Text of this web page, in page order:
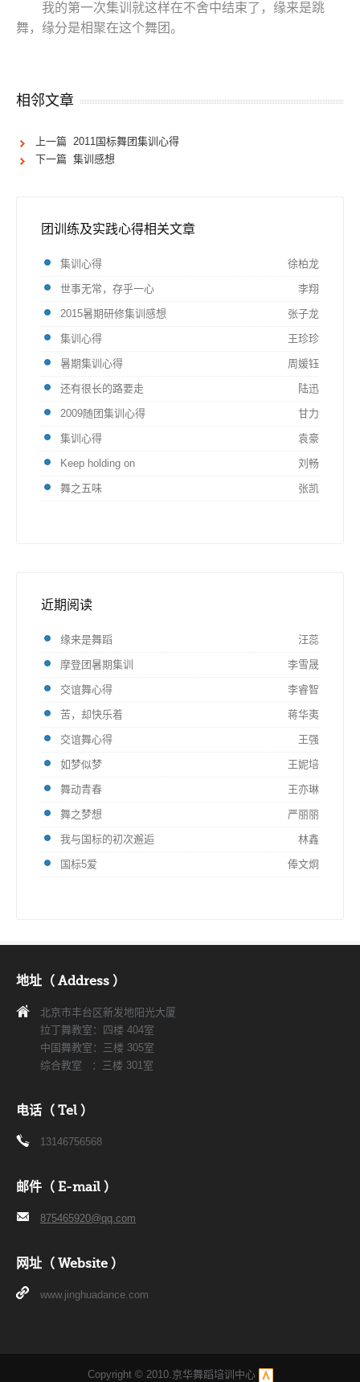
我的第一次集训就这样在不舍中结束了，缘来是跳
舞，缘分是相聚在这个舞团。
相邻文章
上一篇 2011国标舞团集训心得
下一篇 集训感想
团训练及实践心得相关文章
集训心得 徐柏龙
世事无常，存乎一心 李翔
2015暑期研修集训感想 张子龙
集训心得 王珍珍
暑期集训心得 周媛钰
还有很长的路要走 陆迅
2009随团集训心得 甘力
集训心得 袁豪
Keep holding on 刘畅
舞之五味 张凯
近期阅读
缘来是舞蹈 汪蕊
摩登团暑期集训 李雪晟
交谊舞心得 李睿智
苦，却快乐着 蒋华夷
交谊舞心得 王强
如梦似梦 王妮培
舞动青春 王亦琳
舞之梦想 严丽丽
我与国标的初次邂逅 林鑫
国标5爱 俸文炯
地址（ Address ）
北京市丰台区新发地阳光大厦
拉丁舞教室：四楼 404室
中国舞教室：三楼 305室
综合教室 ：三楼 301室
电话（ Tel ）
13146756568
邮件（ E-mail ）
875465920@qq.com
网址（ Website ）
www.jinghuadance.com
Copyright © 2010.京华舞蹈培训中心